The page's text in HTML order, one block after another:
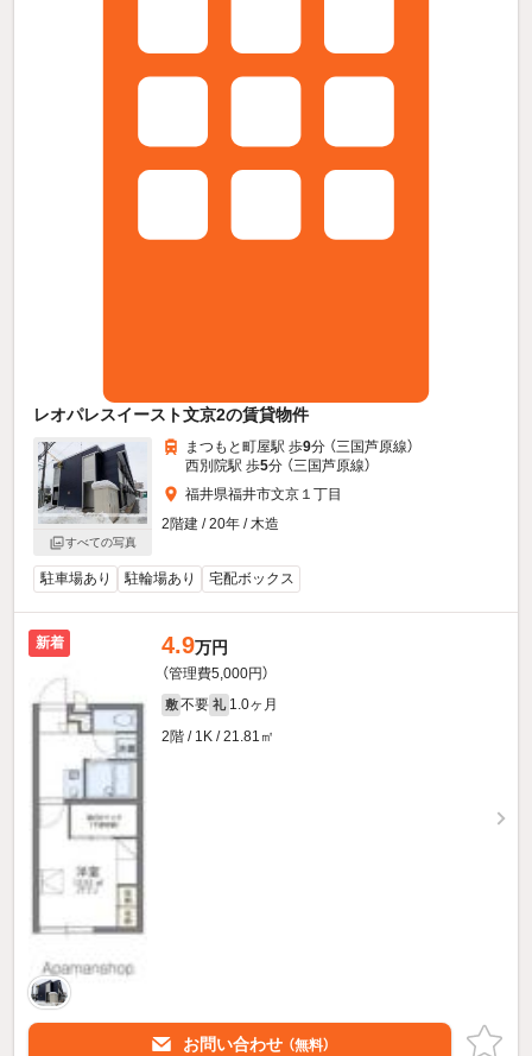
レオパレスイースト文京2の賃貸物件
すべての写真
まつもと町屋駅 歩9分 （三国芦原線）
西別院駅 歩5分 （三国芦原線）
福井県福井市文京１丁目
2階建 / 20年 / 木造
駐車場あり 駐輪場あり 宅配ボックス
新着 4.9万円
（管理費5,000円）
敷 不要 礼 1.0ヶ月
2階 / 1K / 21.81㎡
お問い合わせ （無料）